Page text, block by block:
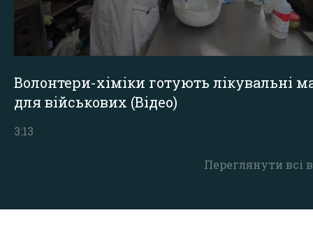
Переглянути всі
Волонтери-хіміки готують лікувальні
для військових (Відео)
3:13